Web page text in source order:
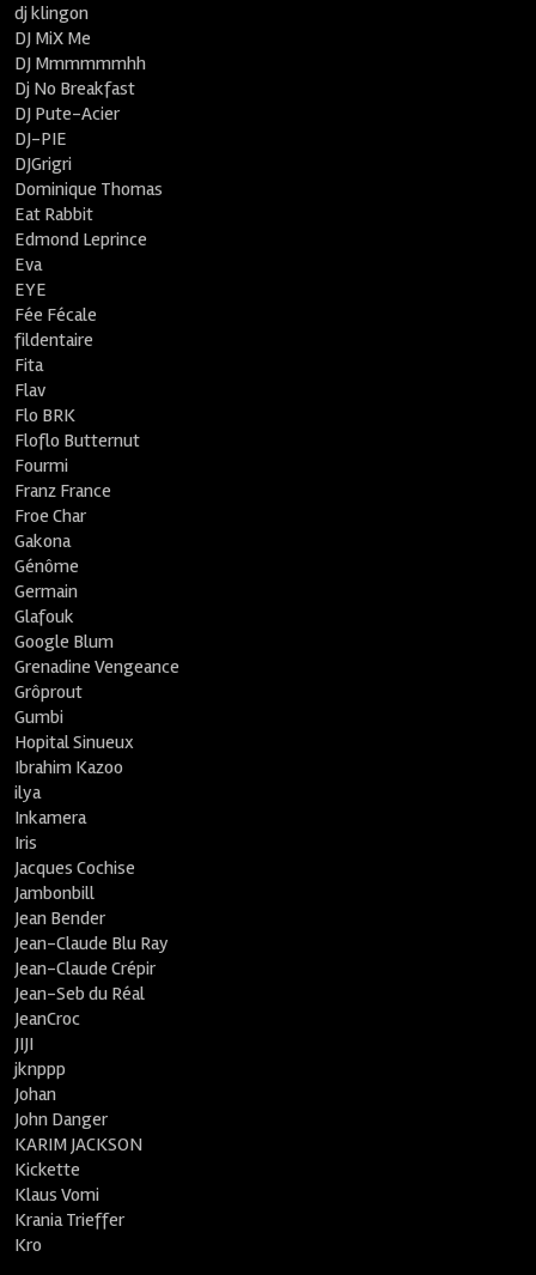
dj klingon
DJ MiX Me
DJ Mmmmmmhh
Dj No Breakfast
DJ Pute-Acier
DJ-PIE
DJGrigri
Dominique Thomas
Eat Rabbit
Edmond Leprince
Eva
EYE
Fée Fécale
fildentaire
Fita
Flav
Flo BRK
Floflo Butternut
Fourmi
Franz France
Froe Char
Gakona
Génôme
Germain
Glafouk
Google Blum
Grenadine Vengeance
Grôprout
Gumbi
Hopital Sinueux
Ibrahim Kazoo
ilya
Inkamera
Iris
Jacques Cochise
Jambonbill
Jean Bender
Jean-Claude Blu Ray
Jean-Claude Crépir
Jean-Seb du Réal
JeanCroc
JIJI
jknppp
Johan
John Danger
KARIM JACKSON
Kickette
Klaus Vomi
Krania Trieffer
Kro